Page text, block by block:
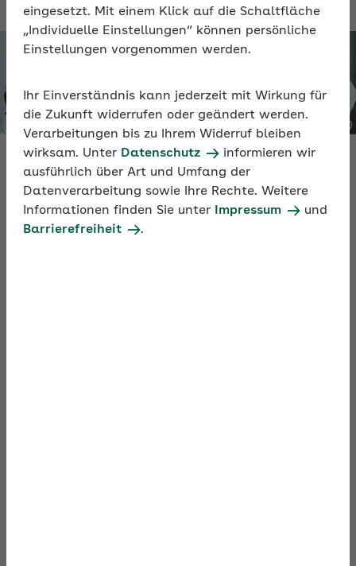
eingesetzt. Mit einem Klick auf die Schaltfläche
„Individuelle Einstellungen“ können persönliche
Einstellungen vorgenommen werden.
Ihr Einverständnis kann jederzeit mit Wirkung für
die Zukunft widerrufen oder geändert werden.
Verarbeitungen bis zu Ihrem Widerruf bleiben
wirksam. Unter Datenschutz
informieren wir
ausführlich über Art und Umfang der
Datenverarbeitung sowie Ihre Rechte. Weitere
Informationen finden Sie unter
Impressum
und
Barrierefreiheit
.
Video